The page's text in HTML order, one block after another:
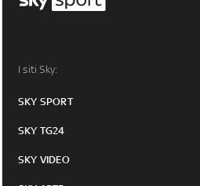
I siti Sky:
SKY SPORT
SKY TG24
SKY VIDEO